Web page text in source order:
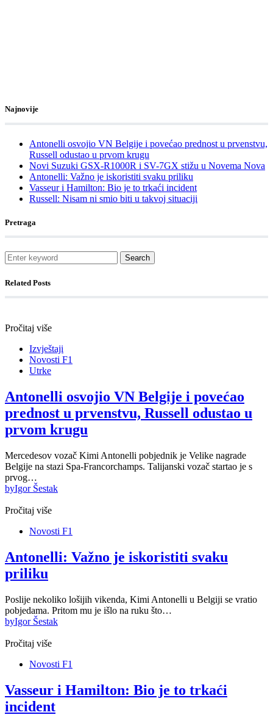
Najnovije
Antonelli osvojio VN Belgije i povećao prednost u prvenstvu,
Russell odustao u prvom krugu
Novi Suzuki GSX-R1000R i SV-7GX stižu u Novema Nova
Antonelli: Važno je iskoristiti svaku priliku
Vasseur i Hamilton: Bio je to trkaći incident
Russell: Nisam ni smio biti u takvoj situaciji
Pretraga
Search
Related Posts
Pročitaj više
Izvještaji
Novosti F1
Utrke
Antonelli osvojio VN Belgije i povećao
prednost u prvenstvu, Russell odustao u
prvom krugu
Mercedesov vozač Kimi Antonelli pobjednik je Velike nagrade
Belgije na stazi Spa-Francorchamps. Talijanski vozač startao je s
prvog…
byIgor Šestak
Pročitaj više
Novosti F1
Antonelli: Važno je iskoristiti svaku
priliku
Poslije nekoliko lošijih vikenda, Kimi Antonelli u Belgiji se vratio
pobjedama. Pritom mu je išlo na ruku što…
byIgor Šestak
Pročitaj više
Novosti F1
Vasseur i Hamilton: Bio je to trkaći
incident